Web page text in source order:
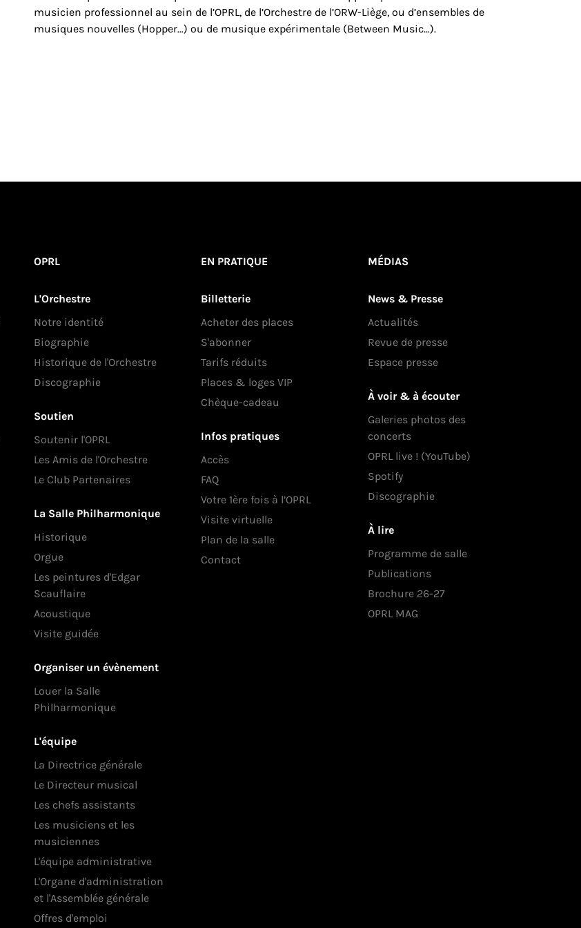
musicien professionnel au sein de l’OPRL, de l’Orchestre de l’ORW-Liège, ou d’ensembles de
musiques nouvelles (Hopper…) ou de musique expérimentale (Between Music…).
OPRL
L'Orchestre
Notre identité
Biographie
Historique de l'Orchestre
Discographie
Soutien
Soutenir l'OPRL
Les Amis de l'Orchestre
Le Club Partenaires
La Salle Philharmonique
Historique
Orgue
Les peintures d'Edgar
Scauflaire
Acoustique
Visite guidée
Organiser un évènement
Louer la Salle
Philharmonique
L'équipe
La Directrice générale
Le Directeur musical
Les chefs assistants
Les musiciens et les
musiciennes
L'équipe administrative
L'Organe d'administration
et l'Assemblée générale
Offres d'emploi
EN PRATIQUE
Billetterie
Acheter des places
S'abonner
Tarifs réduits
Places & loges VIP
Chèque-cadeau
Infos pratiques
Accès
FAQ
Votre 1ère fois à l’OPRL
Visite virtuelle
Plan de la salle
Contact
MÉDIAS
News & Presse
Actualités
Revue de presse
Espace presse
À voir & à écouter
Galeries photos des
concerts
OPRL live ! (YouTube)
Spotify
Discographie
À lire
Programme de salle
Publications
Brochure 26-27
OPRL MAG